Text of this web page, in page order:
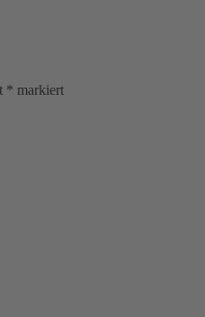
* markiert